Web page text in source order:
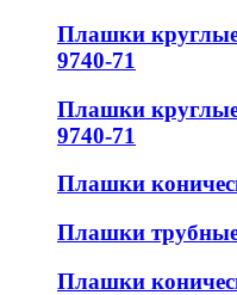
Плашки круглые
9740-71
Плашки круглые
9740-71
Плашки
Плашки
Плашки